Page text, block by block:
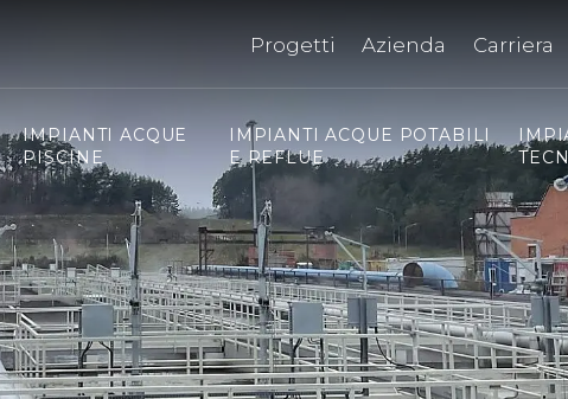
Progetti Azienda Carriera
IMPIANTI ACQUE
PISCINE
IMPIANTI ACQUE POTABILI
E REFLUE